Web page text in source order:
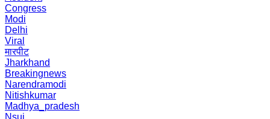
Congress
Modi
Delhi
Viral
मारपीट
Jharkhand
Breakingnews
Narendramodi
Nitishkumar
Madhya_pradesh
Nsui